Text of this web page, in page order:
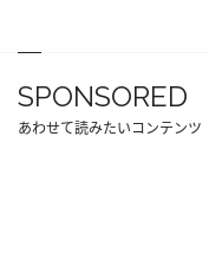
SPONSORED
あわせて読みたいコンテンツ